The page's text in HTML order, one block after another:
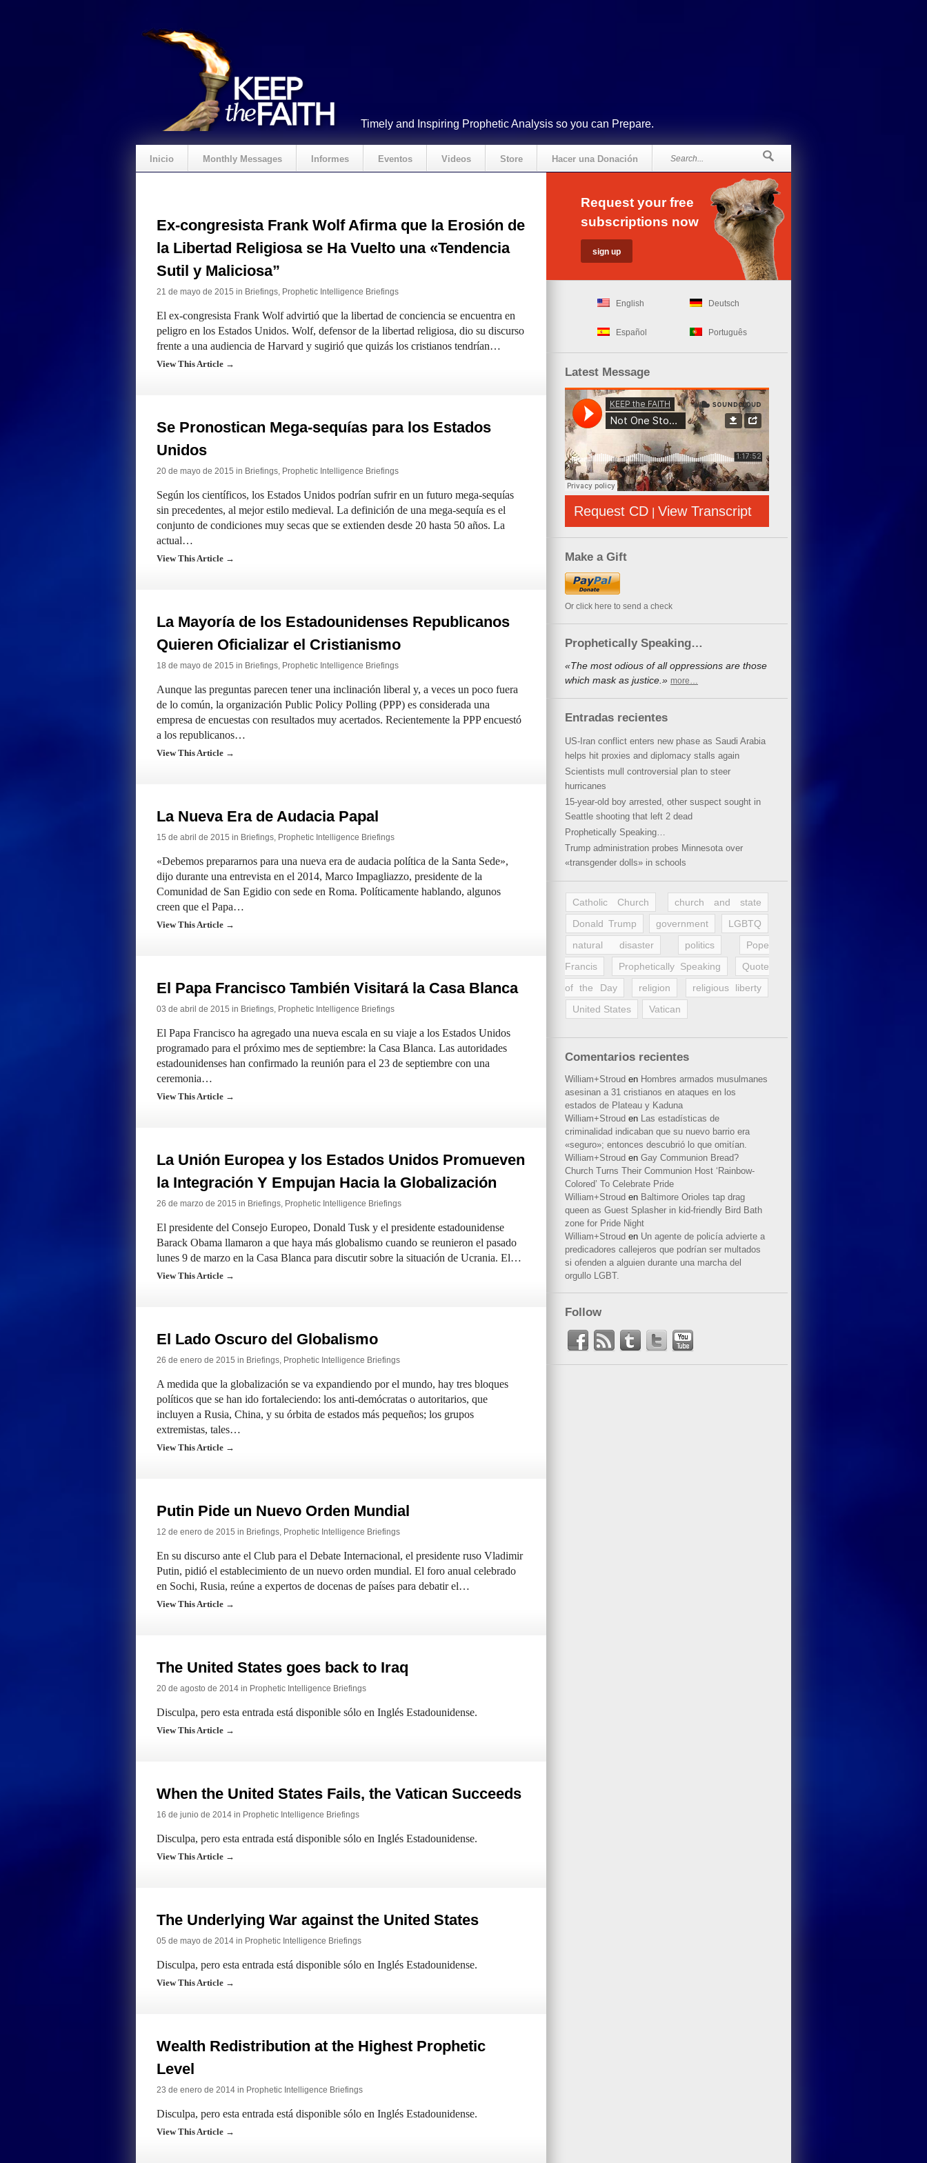
Timely and Inspiring Prophetic Analysis so you can Prepare.
Inicio Monthly Messages Informes Eventos Videos Store Hacer una Donación
Ex-congresista Frank Wolf Afirma que la Erosión de
la Libertad Religiosa se Ha Vuelto una «Tendencia
Sutil y Maliciosa”
21 de mayo de 2015 in Briefings, Prophetic Intelligence Briefings
El ex-congresista Frank Wolf advirtió que la libertad de conciencia se encuentra en
peligro en los Estados Unidos. Wolf, defensor de la libertad religiosa, dio su discurso
frente a una audiencia de Harvard y sugirió que quizás los cristianos tendrían…
View This Article →
Se Pronostican Mega-sequías para los Estados
Unidos
20 de mayo de 2015 in Briefings, Prophetic Intelligence Briefings
Según los científicos, los Estados Unidos podrían sufrir en un futuro mega-sequías
sin precedentes, al mejor estilo medieval. La definición de una mega-sequía es el
conjunto de condiciones muy secas que se extienden desde 20 hasta 50 años. La
actual…
View This Article →
La Mayoría de los Estadounidenses Republicanos
Quieren Oficializar el Cristianismo
18 de mayo de 2015 in Briefings, Prophetic Intelligence Briefings
Aunque las preguntas parecen tener una inclinación liberal y, a veces un poco fuera
de lo común, la organización Public Policy Polling (PPP) es considerada una
empresa de encuestas con resultados muy acertados. Recientemente la PPP encuestó
a los republicanos…
View This Article →
La Nueva Era de Audacia Papal
15 de abril de 2015 in Briefings, Prophetic Intelligence Briefings
«Debemos prepararnos para una nueva era de audacia política de la Santa Sede»,
dijo durante una entrevista en el 2014, Marco Impagliazzo, presidente de la
Comunidad de San Egidio con sede en Roma. Políticamente hablando, algunos
creen que el Papa…
View This Article →
El Papa Francisco También Visitará la Casa Blanca
03 de abril de 2015 in Briefings, Prophetic Intelligence Briefings
El Papa Francisco ha agregado una nueva escala en su viaje a los Estados Unidos
programado para el próximo mes de septiembre: la Casa Blanca. Las autoridades
estadounidenses han confirmado la reunión para el 23 de septiembre con una
ceremonia…
View This Article →
La Unión Europea y los Estados Unidos Promueven
la Integración Y Empujan Hacia la Globalización
26 de marzo de 2015 in Briefings, Prophetic Intelligence Briefings
El presidente del Consejo Europeo, Donald Tusk y el presidente estadounidense
Barack Obama llamaron a que haya más globalismo cuando se reunieron el pasado
lunes 9 de marzo en la Casa Blanca para discutir sobre la situación de Ucrania. El…
View This Article →
El Lado Oscuro del Globalismo
26 de enero de 2015 in Briefings, Prophetic Intelligence Briefings
A medida que la globalización se va expandiendo por el mundo, hay tres bloques
políticos que se han ido fortaleciendo: los anti-demócratas o autoritarios, que
incluyen a Rusia, China, y su órbita de estados más pequeños; los grupos
extremistas, tales…
View This Article →
Putin Pide un Nuevo Orden Mundial
12 de enero de 2015 in Briefings, Prophetic Intelligence Briefings
En su discurso ante el Club para el Debate Internacional, el presidente ruso Vladimir
Putin, pidió el establecimiento de un nuevo orden mundial. El foro anual celebrado
en Sochi, Rusia, reúne a expertos de docenas de países para debatir el…
View This Article →
The United States goes back to Iraq
20 de agosto de 2014 in Prophetic Intelligence Briefings
Disculpa, pero esta entrada está disponible sólo en Inglés Estadounidense.
View This Article →
When the United States Fails, the Vatican Succeeds
16 de junio de 2014 in Prophetic Intelligence Briefings
Disculpa, pero esta entrada está disponible sólo en Inglés Estadounidense.
View This Article →
The Underlying War against the United States
05 de mayo de 2014 in Prophetic Intelligence Briefings
Disculpa, pero esta entrada está disponible sólo en Inglés Estadounidense.
View This Article →
Wealth Redistribution at the Highest Prophetic
Level
23 de enero de 2014 in Prophetic Intelligence Briefings
Disculpa, pero esta entrada está disponible sólo en Inglés Estadounidense.
View This Article →
Request your free
subscriptions now
English Deutsch
Español Português
Latest Message
Request CD | View Transcript
Make a Gift
Or click here to send a check
Prophetically Speaking…
«The most odious of all oppressions are those
which mask as justice.» more…
Entradas recientes
US-Iran conflict enters new phase as Saudi Arabia
helps hit proxies and diplomacy stalls again
Scientists mull controversial plan to steer
hurricanes
15-year-old boy arrested, other suspect sought in
Seattle shooting that left 2 dead
Prophetically Speaking…
Trump administration probes Minnesota over
«transgender dolls» in schools
Catholic Church
church and state
Donald Trump
government
LGBTQ
natural disaster
politics
Pope
Francis
Prophetically Speaking
Quote
of the Day
religion
religious liberty
United States
Vatican
Comentarios recientes
William+Stroud en Hombres armados musulmanes
asesinan a 31 cristianos en ataques en los
estados de Plateau y Kaduna
William+Stroud en Las estadísticas de
criminalidad indicaban que su nuevo barrio era
«seguro»; entonces descubrió lo que omitían.
William+Stroud en Gay Communion Bread?
Church Turns Their Communion Host ‘Rainbow-
Colored’ To Celebrate Pride
William+Stroud en Baltimore Orioles tap drag
queen as Guest Splasher in kid-friendly Bird Bath
zone for Pride Night
William+Stroud en Un agente de policía advierte a
predicadores callejeros que podrían ser multados
si ofenden a alguien durante una marcha del
orgullo LGBT.
Follow